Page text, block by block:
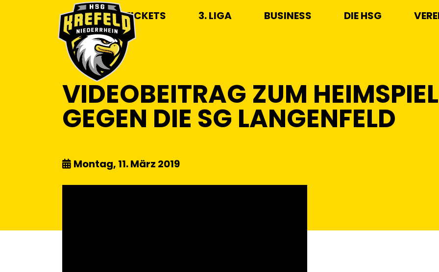
TICKETS 3. LIGA BUSINESS DIE HSG
VIDEOBEITRAG ZUM HEIMSPIEL
GEGEN DIE SG LANGENFELD
Montag, 11. März 2019